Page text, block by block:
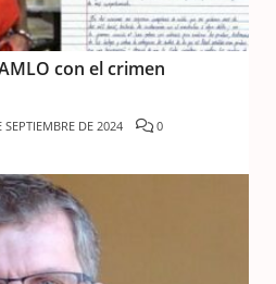
con el crimen
SEPTIEMBRE DE 2024 0